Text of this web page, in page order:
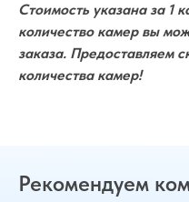
Стоимость указана за 1
количество камер вы
заказа. Предоставляем
количества камер!
Рекомендуем